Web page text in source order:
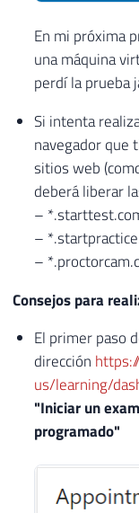
En mi próxima
una máquina
perdí la prueba
Si intenta
navegador que
sitios web
deberá liberar
–
–
–
Consejos para
El primer paso
dirección
us/learning/
"Iniciar un
programado"